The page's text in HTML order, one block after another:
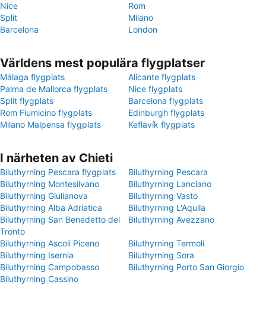
Nice
Rom
Split
Milano
Barcelona
London
Världens mest populära flygplatser
Málaga flygplats
Alicante flygplats
Palma de Mallorca flygplats
Nice flygplats
Split flygplats
Barcelona flygplats
Rom Fiumicino flygplats
Edinburgh flygplats
Milano Malpensa flygplats
Keflavík flygplats
I närheten av Chieti
Biluthyrning Pescara flygplats
Biluthyrning Pescara
Biluthyrning Montesilvano
Biluthyrning Lanciano
Biluthyrning Giulianova
Biluthyrning Vasto
Biluthyrning Alba Adriatica
Biluthyrning L'Aquila
Biluthyrning San Benedetto del
Tronto
Biluthyrning Avezzano
Biluthyrning Ascoli Piceno
Biluthyrning Termoli
Biluthyrning Isernia
Biluthyrning Sora
Biluthyrning Campobasso
Biluthyrning Porto San Giorgio
Biluthyrning Cassino